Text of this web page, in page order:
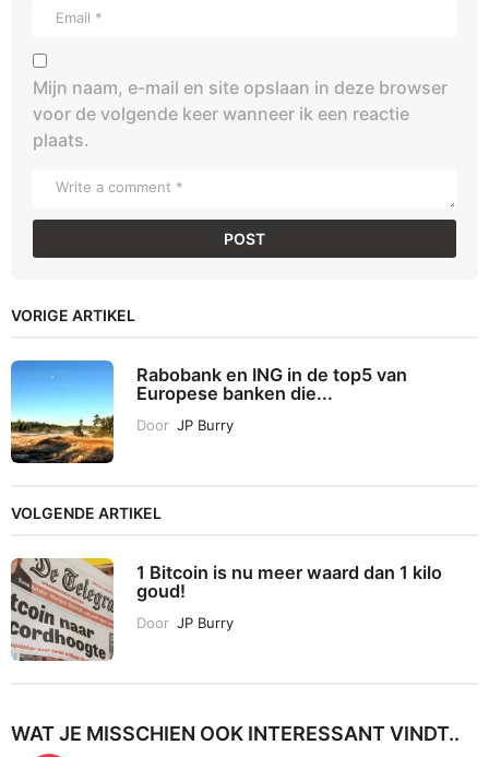
Mijn naam, e-mail en site opslaan in deze browser
voor de volgende keer wanneer ik een reactie
plaats.
VORIGE ARTIKEL
Rabobank en ING in de top5 van
Europese banken die...
Door JP Burry
VOLGENDE ARTIKEL
1 Bitcoin is nu meer waard dan 1 kilo
goud!
Door JP Burry
WAT JE MISSCHIEN OOK INTERESSANT VINDT..